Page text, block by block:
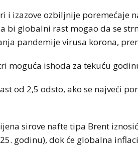
i izazove ozbiljnije poremećaje
bi globalni rast mogao da se
pandemije virusa korona,
moguća ishoda za tekuću
od 2,5 odsto, ako se najveći
sirove nafte tipa Brent
godinu), dok će globalna